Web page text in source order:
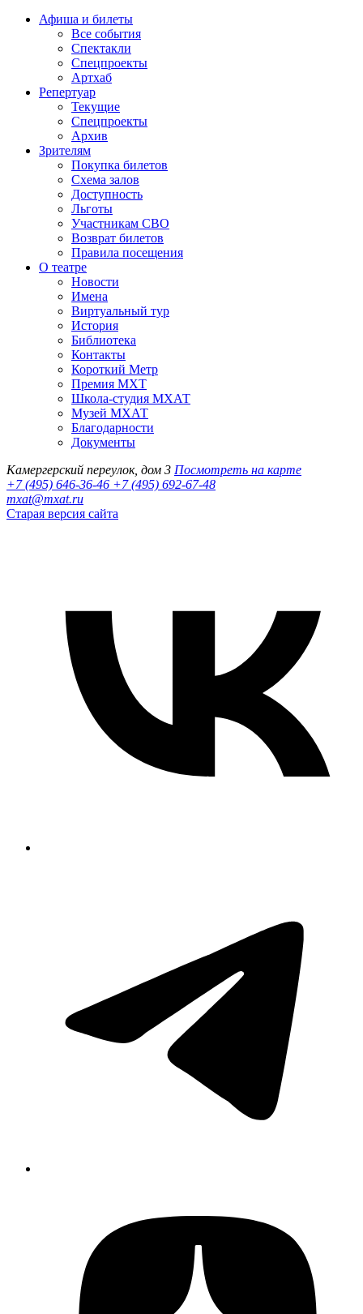
Афиша и билеты
Все события
Спектакли
Спецпроекты
Артхаб
Репертуар
Текущие
Спецпроекты
Архив
Зрителям
Покупка билетов
Схема залов
Доступность
Льготы
Участникам СВО
Возврат билетов
Правила посещения
О театре
Новости
Имена
Виртуальный тур
История
Библиотека
Контакты
Короткий Метр
Премия МХТ
Школа-студия МХАТ
Музей МХАТ
Благодарности
Документы
Камергерский переулок, дом 3 Посмотреть на карте
+7 (495) 646-36-46 +7 (495) 692-67-48‬
mxat@mxat.ru
Старая версия сайта